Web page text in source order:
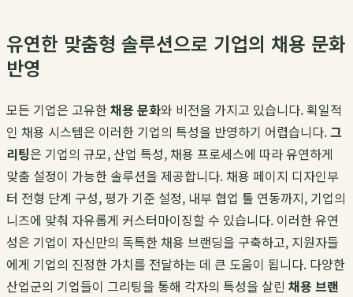
유연한 맞춤형 솔루션으로 기업의 채용 문화
반영
모든 기업은 고유한채용 문화와 비전을 가지고 있습니다. 획일적
인 채용 시스템은 이러한 기업의 특성을 반영하기 어렵습니다.그
리팅은 기업의 규모, 산업 특성, 채용 프로세스에 따라 유연하게
맞춤 설정이 가능한 솔루션을 제공합니다. 채용 페이지 디자인부
터 전형 단계 구성, 평가 기준 설정, 내부 협업 툴 연동까지, 기업의
니즈에 맞춰 자유롭게 커스터마이징할 수 있습니다. 이러한 유연
성은 기업이 자신만의 독특한 채용 브랜딩을 구축하고, 지원자들
에게 기업의 진정한 가치를 전달하는 데 큰 도움이 됩니다. 다양한
산업군의 기업들이 그리팅을 통해 각자의 특성을 살린 채용 브랜